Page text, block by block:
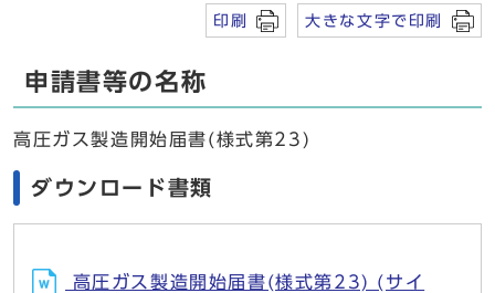
印刷 大きな文字で印刷
申請書等の名称
高圧ガス製造開始届書(様式第23)
ダウンロード書類
高圧ガス製造開始届書(様式第23) (サイ